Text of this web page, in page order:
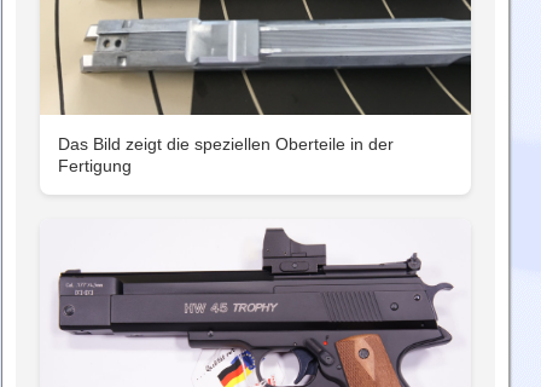
Das Bild zeigt die speziellen Oberteile in der
Fertigung